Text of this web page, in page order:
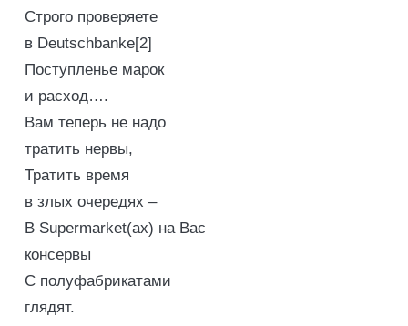
Строго проверяете
в Deutschbanke[2]
Поступленье марок
и расход….
Вам теперь не надо
тратить нервы,
Тратить время
в злых очередях –
В Supermarket(ах) на Вас
консервы
С полуфабрикатами
глядят.